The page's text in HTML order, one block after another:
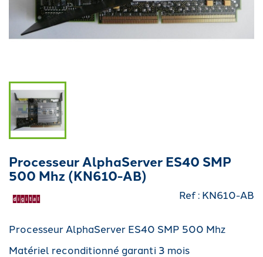
Processeur AlphaServer ES40 SMP
500 Mhz (KN610-AB)
Ref : KN610-AB
Processeur AlphaServer ES40 SMP 500 Mhz
Matériel reconditionné garanti 3 mois